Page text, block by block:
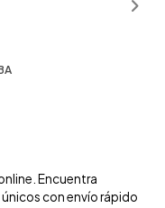
Encuentra
con envío rápido